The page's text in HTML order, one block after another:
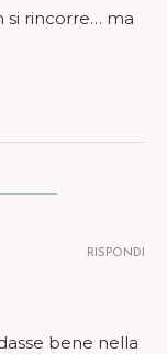
si rincorre… ma
bene nella
RISPONDI